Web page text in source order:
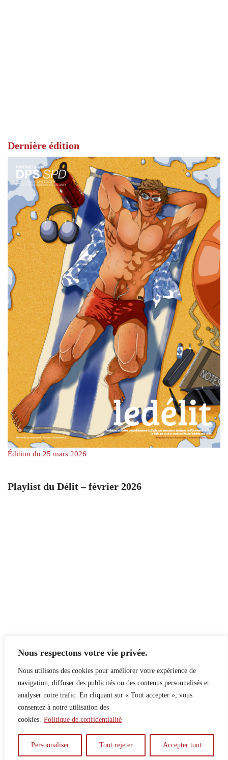
Nous respectons votre vie privée.
Nous utilisons des cookies pour améliorer votre expérience de
navigation, diffuser des publicités ou des contenus personnalisés et
analyser notre trafic. En cliquant sur « Tout accepter », vous
consentez à notre utilisation des
cookies. Politique de confidentialité
Personnaliser Tout rejeter Accepter tout
Dernière édition
Édition du 25 mars 2026
Playlist du Délit – février 2026